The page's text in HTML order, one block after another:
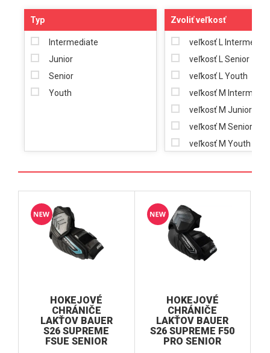
TRÉNINGOVÉ OBLEČENIE
IN-LINE, HOKEJBAL
POMÔCKY NA HOKEJ
Darčekové kupóny
Typ
Intermediate
Junior
Senior
Youth
Zvoliť veľkosť
veľkosť L
veľkosť L Senior
veľkosť L Youth
veľkosť M
veľkosť M Junior
veľkosť M Senior
veľkosť M Youth
veľkosť XL Senior
HOKEJOVÉ
CHRÁNIČE
LAKŤOV BAUER
S26 SUPREME
FSUE SENIOR
HOKEJOVÉ
CHRÁNIČE
LAKŤOV BAUER
S26 SUPREME F50
PRO SENIOR